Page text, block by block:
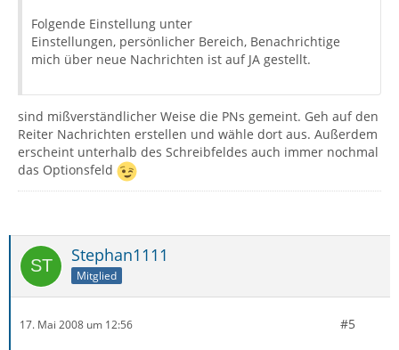
Folgende Einstellung unter
Einstellungen, persönlicher Bereich, Benachrichtige
mich über neue Nachrichten ist auf JA gestellt.
sind mißverständlicher Weise die PNs gemeint. Geh auf den
Reiter Nachrichten erstellen und wähle dort aus. Außerdem
erscheint unterhalb des Schreibfeldes auch immer nochmal
das Optionsfeld
Stephan1111
Mitglied
17. Mai 2008 um 12:56 #5